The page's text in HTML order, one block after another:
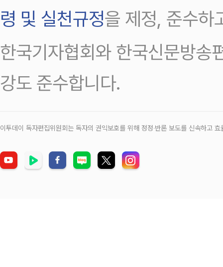
령 및 실천규정을 제정, 준수하
한국기자협회와 한국신문방송
강도 준수합니다.
이투데이 독자편집위원회는 독자의 권익보호를 위해 정정‧반론 보도를 신속하고